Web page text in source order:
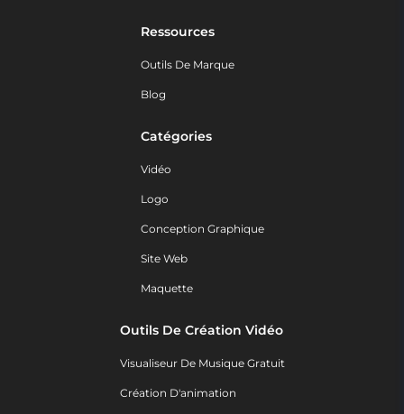
Ressources
Outils De Marque
Blog
Catégories
Vidéo
Logo
Conception Graphique
Site Web
Maquette
Outils De Création Vidéo
Visualiseur De Musique Gratuit
Création D'animation